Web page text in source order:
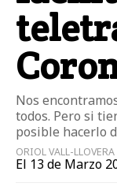
Libros
Moda ella
Móviles
Ordenadores
Tecnología
Videojuegos
Nos
todos. Pero si
posible hacerlo
ORIOL VALL-
El 13 de Marzo